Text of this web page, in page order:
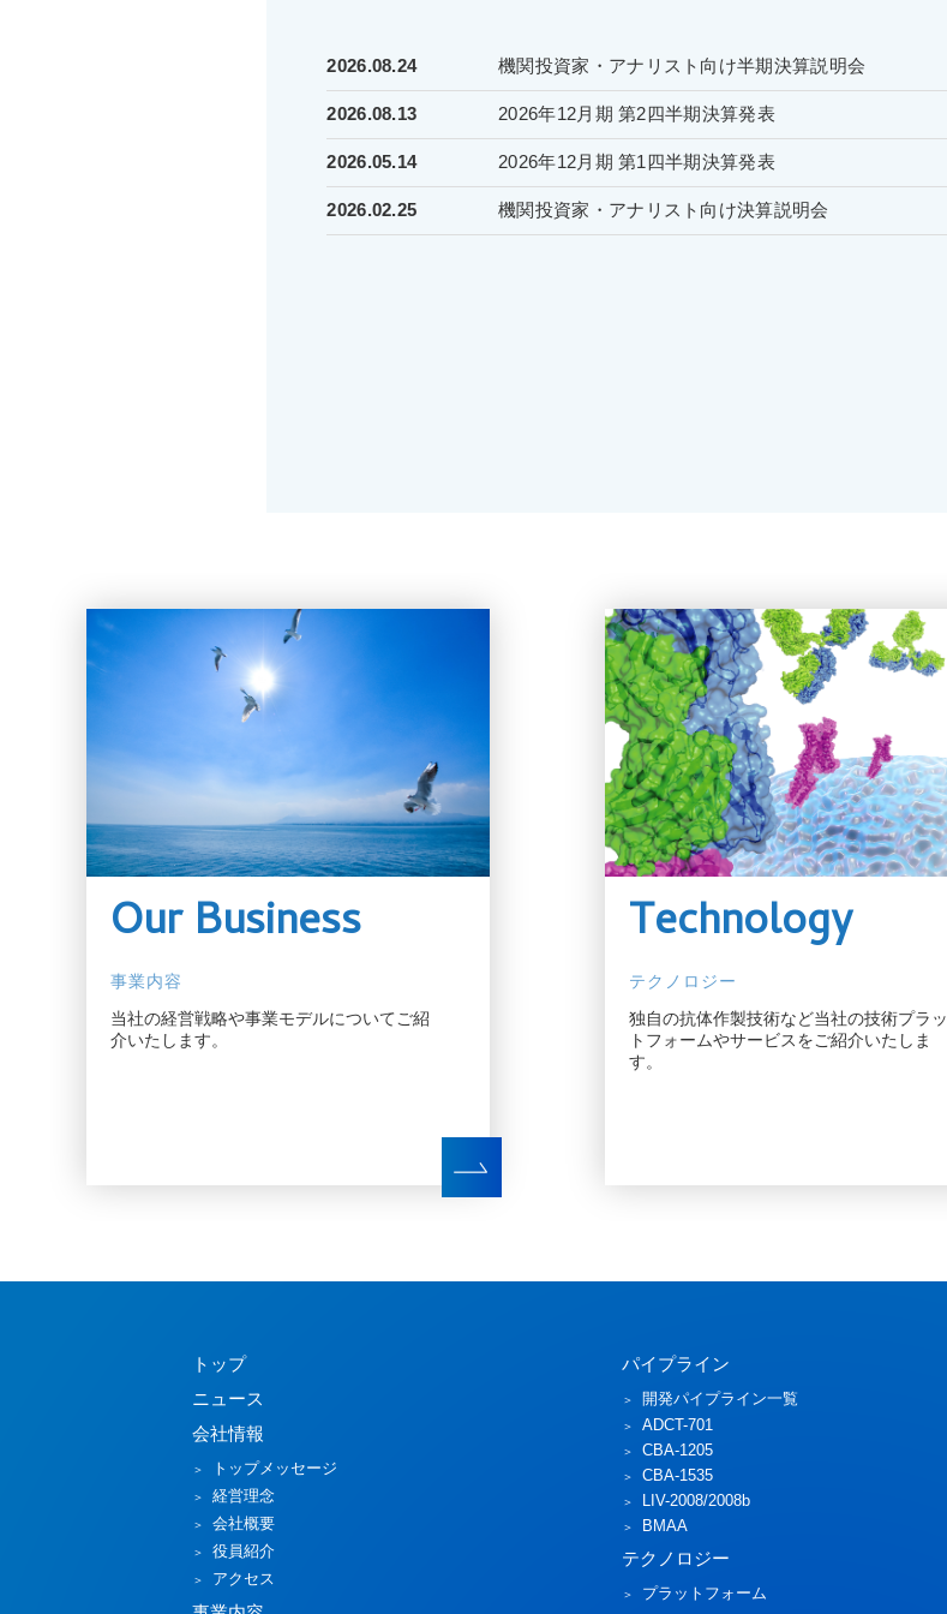
2026.08.24 機関投資家・アナリスト向け半期決算説明会
2026.08.13 2026年12月期 第2四半期決算発表
2026.05.14 2026年12月期 第1四半期決算発表
2026.02.25 機関投資家・アナリスト向け決算説明会
Our Business
事業内容
当社の経営戦略や事業モデルについてご紹
介いたします。
Technology
テクノロジー
独自の抗体作製技術など当社の技術プラッ
トフォームやサービスをご紹介いたしま
す。
トップ
ニュース
会社情報
トップメッセージ
経営理念
会社概要
役員紹介
アクセス
パイプライン
開発パイプライン一覧
ADCT-701
CBA-1205
CBA-1535
LIV-2008/2008b
BMAA
テクノロジー
プラットフォーム